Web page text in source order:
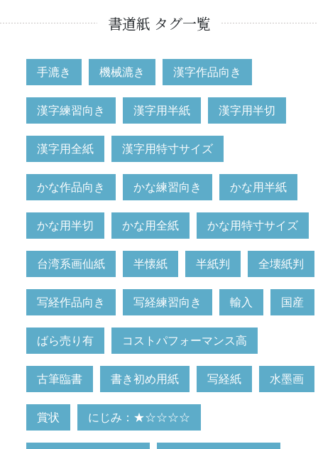
書道紙 タグ一覧
手漉き 機械漉き 漢字作品向き
漢字練習向き 漢字用半紙 漢字用半切
漢字用全紙 漢字用特寸サイズ
かな作品向き かな練習向き かな用半紙
かな用半切 かな用全紙 かな用特寸サイズ
台湾系画仙紙 半懐紙 半紙判 全壊紙判
写経作品向き 写経練習向き 輸入 国産
ばら売り有 コストパフォーマンス高
古筆臨書 書き初め用紙 写経紙 水墨画
賞状 にじみ：★☆☆☆☆